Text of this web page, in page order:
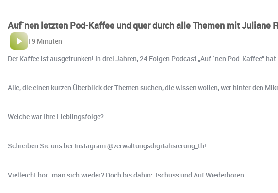
Auf´nen letzten Pod-Kaffee und quer durch alle Themen mit Juliane
19 Minuten
Der Kaffee ist ausgetrunken! In drei Jahren, 24 Folgen Podcast „Auf ´nen Pod-Kaffee“
Alle, die einen kurzen Überblick der Themen suchen, die wissen wollen, wer hinter den
Welche war Ihre Lieblingsfolge?
Schreiben Sie uns bei Instagram @verwaltungsdigitalisierung_th!
Vielleicht hört man sich wieder? Doch bis dahin: Tschüss und Auf Wiederhören!